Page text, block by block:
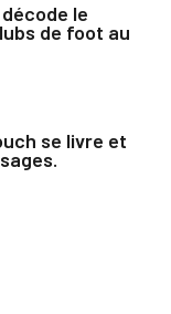
le
de foot au
se livre et